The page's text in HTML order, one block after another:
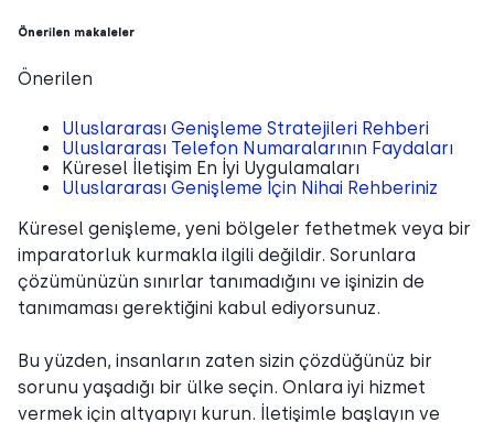
Önerilen makaleler
Önerilen
Uluslararası Genişleme Stratejileri Rehberi
Uluslararası Telefon Numaralarının Faydaları
Küresel İletişim En İyi Uygulamaları
Uluslararası Genişleme İçin Nihai Rehberiniz
Küresel genişleme, yeni bölgeler fethetmek veya bir
imparatorluk kurmakla ilgili değildir. Sorunlara
çözümünüzün sınırlar tanımadığını ve işinizin de
tanımaması gerektiğini kabul ediyorsunuz.
Bu yüzden, insanların zaten sizin çözdüğünüz bir
sorunu yaşadığı bir ülke seçin. Onlara iyi hizmet
vermek için altyapıyı kurun. İletişimle başlayın ve